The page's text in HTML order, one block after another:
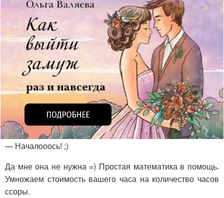
— Началооось! ;)
Да мне она не нужна =) Простая математика в помощь.
Умножаем стоимость вашего часа на количество часов
ссоры.